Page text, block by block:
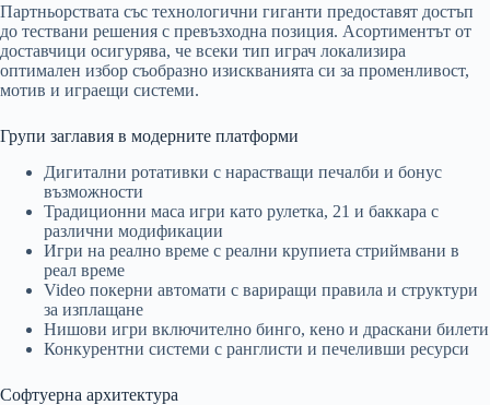
Партньорствата със технологични гиганти предоставят достъп
до тествани решения с превъзходна позиция. Асортиментът от
доставчици осигурява, че всеки тип играч локализира
оптимален избор съобразно изискванията си за променливост,
мотив и играещи системи.
Групи заглавия в модерните платформи
Дигитални ротативки с нарастващи печалби и бонус
възможности
Традиционни маса игри като рулетка, 21 и баккара с
различни модификации
Игри на реално време с реални крупиета стриймвани в
реал време
Video покерни автомати с вариращи правила и структури
за изплащане
Нишови игри включително бинго, кено и драскани билети
Конкурентни системи с ранглисти и печеливши ресурси
Софтуерна архитектура